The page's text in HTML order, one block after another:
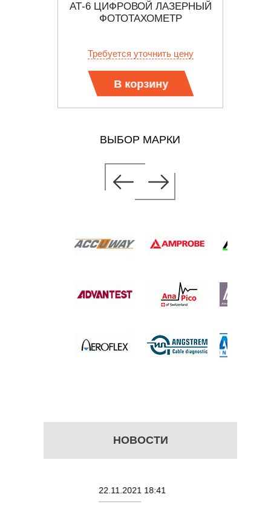
НОВОСТИ
22.11.2021 18:41
АТ-6 ЦИФРОВОЙ ЛАЗЕРНЫЙ
ФОТОТАХОМЕТР
Требуется уточнить цену
В корзину
ВЫБОР МАРКИ